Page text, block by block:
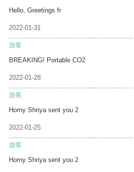
Hello, Greetings fr
2022-01-31
游客
BREAKING! Portable CO2
2022-01-28
游客
Horny Shriya sent you 2
2022-01-25
游客
Horny Shriya sent you 2